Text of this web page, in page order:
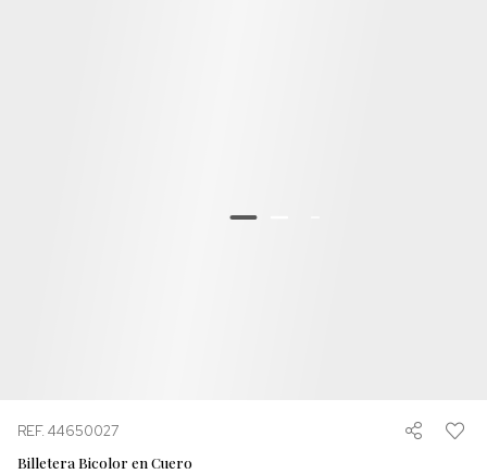
REF. 44650027
Billetera Bicolor en Cuero